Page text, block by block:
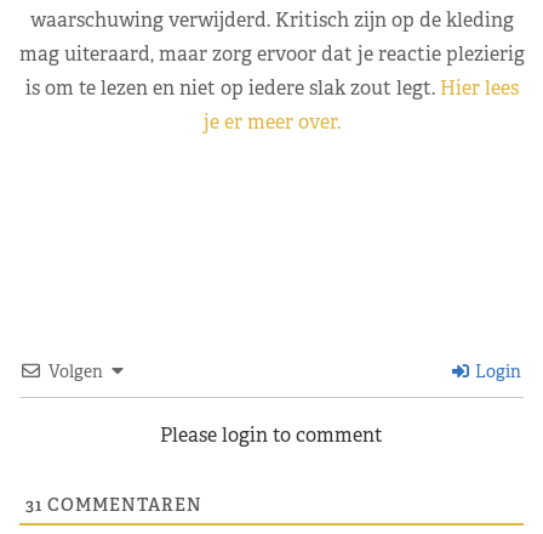
waarschuwing verwijderd. Kritisch zijn op de kleding
mag uiteraard, maar zorg ervoor dat je reactie plezierig
is om te lezen en niet op iedere slak zout legt. Hier lees
je er meer over.
Volgen Login
Please login to comment
31 COMMENTAREN